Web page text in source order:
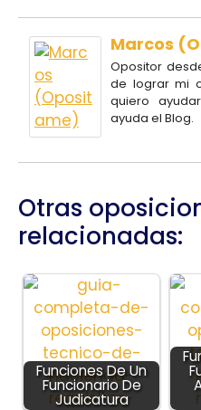
Marcos
Opositor
de lograr mi
quiero
ayuda el Blog.
Otras
relacionadas:
Funciones De Un
Funcionario De
Judicatura